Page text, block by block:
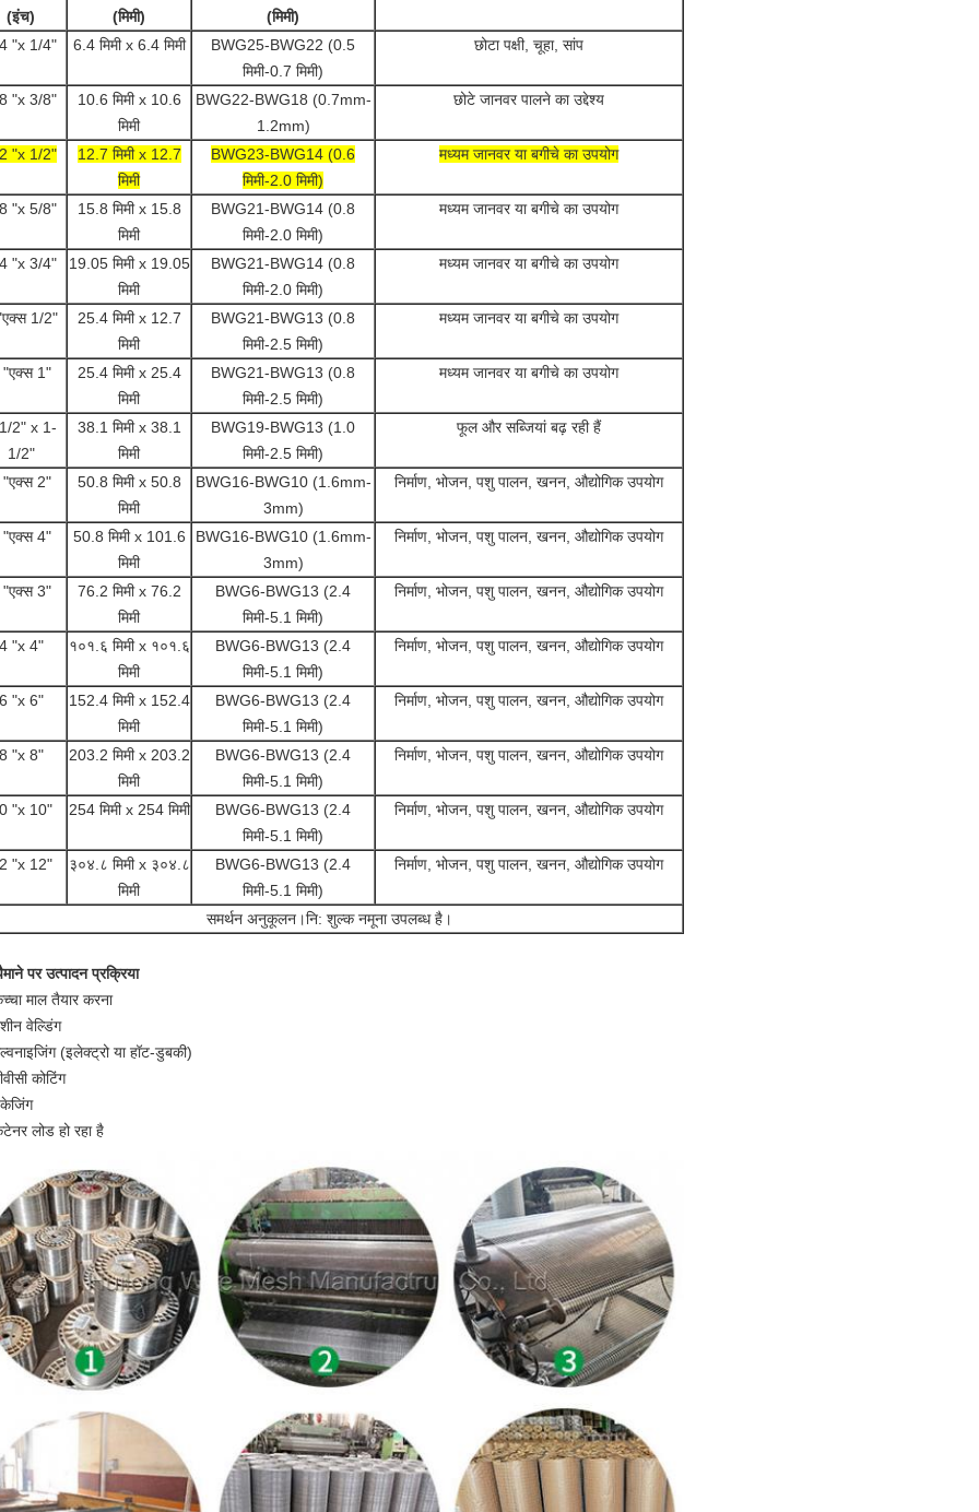
(इंच)
(मिमी)
(मिमी)
"x 1/4" 6.4 मिमी x 6.4 मिमी
BWG25-BWG22 (0.5
मिमी-0.7 मिमी)
छोटा पक्षी, चूहा, सांप
"x 3/8"
10.6 मिमी x 10.6
मिमी
BWG22-BWG18 (0.7mm-
1.2mm)
छोटे जानवर पालने का उद्देश्य
"x 1/2"
12.7 मिमी x 12.7
मिमी
BWG23-BWG14 (0.6
मिमी-2.0 मिमी)
मध्यम जानवर या बगीचे का उपयोग
"x 5/8"
15.8 मिमी x 15.8
मिमी
BWG21-BWG14 (0.8
मिमी-2.0 मिमी)
मध्यम जानवर या बगीचे का उपयोग
"x 3/4"
19.05 मिमी x 19.05
मिमी
BWG21-BWG14 (0.8
मिमी-2.0 मिमी)
मध्यम जानवर या बगीचे का उपयोग
1/2"
25.4 मिमी x 12.7
मिमी
BWG21-BWG13 (0.8
मिमी-2.5 मिमी)
मध्यम जानवर या बगीचे का उपयोग
"एक्स 1"
25.4 मिमी x 25.4
मिमी
BWG21-BWG13 (0.8
मिमी-2.5 मिमी)
मध्यम जानवर या बगीचे का उपयोग
2" x 1-
1/2"
38.1 मिमी x 38.1
मिमी
BWG19-BWG13 (1.0
मिमी-2.5 मिमी)
फूल और सब्जियां बढ़ रही हैं
"एक्स 2"
50.8 मिमी x 50.8
मिमी
BWG16-BWG10 (1.6mm-
3mm)
निर्माण, भोजन, पशु पालन, खनन, औद्योगिक उपयोग
"एक्स 4"
50.8 मिमी x 101.6
मिमी
BWG16-BWG10 (1.6mm-
3mm)
निर्माण, भोजन, पशु पालन, खनन, औद्योगिक उपयोग
"एक्स 3"
76.2 मिमी x 76.2
मिमी
BWG6-BWG13 (2.4
मिमी-5.1 मिमी)
निर्माण, भोजन, पशु पालन, खनन, औद्योगिक उपयोग
4 "x 4"
१०१.६ मिमी x १०१.६
मिमी
BWG6-BWG13 (2.4
मिमी-5.1 मिमी)
निर्माण, भोजन, पशु पालन, खनन, औद्योगिक उपयोग
6 "x 6"
152.4 मिमी x 152.4
मिमी
BWG6-BWG13 (2.4
मिमी-5.1 मिमी)
निर्माण, भोजन, पशु पालन, खनन, औद्योगिक उपयोग
8 "x 8"
203.2 मिमी x 203.2
मिमी
BWG6-BWG13 (2.4
मिमी-5.1 मिमी)
निर्माण, भोजन, पशु पालन, खनन, औद्योगिक उपयोग
"x 10" 254 मिमी x 254 मिमी
BWG6-BWG13 (2.4
मिमी-5.1 मिमी)
निर्माण, भोजन, पशु पालन, खनन, औद्योगिक उपयोग
"x 12"
३०४.८ मिमी x ३०४.८
मिमी
BWG6-BWG13 (2.4
मिमी-5.1 मिमी)
निर्माण, भोजन, पशु पालन, खनन, औद्योगिक उपयोग
समर्थन अनुकूलन।नि: शुल्क नमूना उपलब्ध है।
पर उत्पादन प्रक्रिया
माल तैयार करना
वेल्डिंग
(इलेक्ट्रो या हॉट-डुबकी)
कोटिंग
लोड हो रहा है